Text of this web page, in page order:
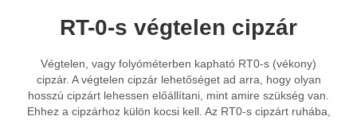
RT-0-s végtelen cipzár
Végtelen, vagy folyóméterben kapható RT0-s (vékony)
cipzár. A végtelen cipzár lehetőséget ad arra, hogy olyan
hosszú cipzárt lehessen előállítani, mint amire szükség van.
Ehhez a cipzárhoz külön kocsi kell. Az RT0-s cipzárt ruhába,